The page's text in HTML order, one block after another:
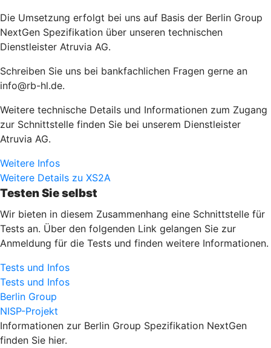
Die Umsetzung erfolgt bei uns auf Basis der Berlin Group
NextGen Spezifikation über unseren technischen
Dienstleister Atruvia AG.
Schreiben Sie uns bei bankfachlichen Fragen gerne an
info@rb-hl.de.
Weitere technische Details und Informationen zum Zugang
zur Schnittstelle finden Sie bei unserem Dienstleister
Atruvia AG.
Weitere Infos
Weitere Details zu XS2A
Testen Sie selbst
Wir bieten in diesem Zusammenhang eine Schnittstelle für
Tests an. Über den folgenden Link gelangen Sie zur
Anmeldung für die Tests und finden weitere Informationen.
Tests und Infos
Tests und Infos
Berlin Group
NISP-Projekt
Informationen zur Berlin Group Spezifikation NextGen
finden Sie hier.